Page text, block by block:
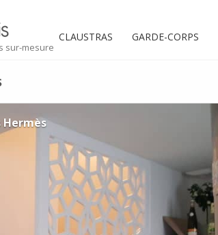
sur-mesure
CLAUSTRAS GARDE-CORPS
Hermès